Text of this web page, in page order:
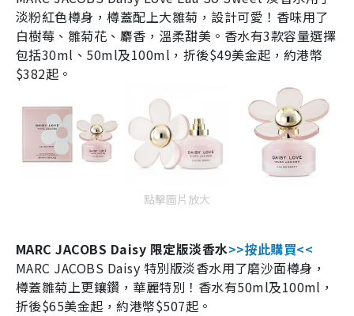
淡粉紅色樽身，樽蓋配上大雛菊，設計可愛！香味用了
白樹莓、雛菊花、麝香，溫柔甜美。香水有3款容量選擇
包括30ml 、 50ml及100ml ，折後$49美金起，約港幣
$382起。
點擊圖片放大
MARC JACOBS Daisy 限定版淡香水>>按此購買<<
MARC JACOBS Daisy 特別版淡香水用了磨沙面樽身，
樽蓋雛菊上更鑲鑽，華麗特別！香水有50ml及100ml ，
折後$65美金起，約港幣$507起。